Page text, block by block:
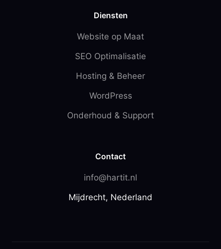
Diensten
Website op Maat
SEO Optimalisatie
Hosting & Beheer
WordPress
Onderhoud & Support
Contact
info@hartit.nl
Mijdrecht, Nederland